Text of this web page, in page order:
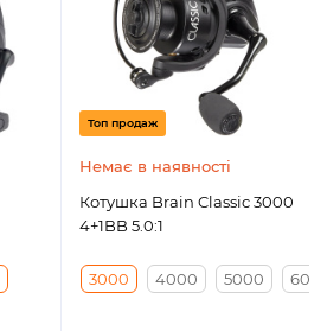
Топ продаж
Немає в наявності
Котушка Brain Classic 3000
4+1BB 5.0:1
3000 4000 5000